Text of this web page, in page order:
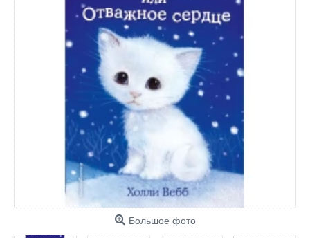
Большое фото